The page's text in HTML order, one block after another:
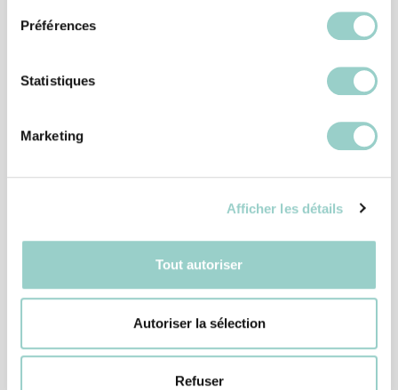
Préférences
Statistiques
Marketing
Afficher les détails
Tout autoriser
Autoriser la sélection
Refuser